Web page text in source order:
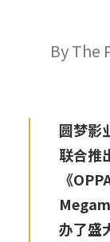
By The
圆梦影
联合推
《
办了盛